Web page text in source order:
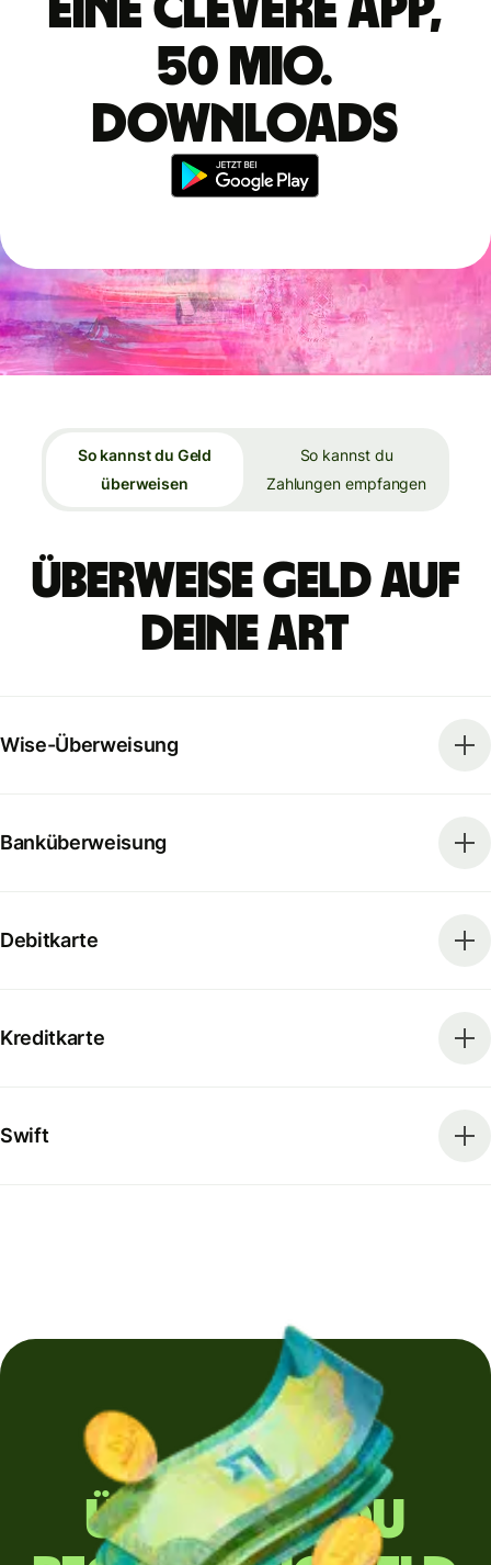
50 Mio.
Downloads
So kannst du Geld
überweisen
So kannst du
Zahlungen empfangen
Überweise Geld auf
deine Art
Wise-Überweisung
Banküberweisung
Debitkarte
Kreditkarte
Swift
Überweist du